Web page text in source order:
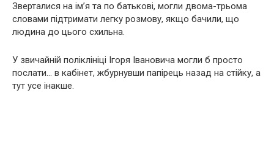
Зверталися на ім’я та по батькові, могли двома-трьома
словами підтримати легку розмову, якщо бачили, що
людина до цього схильна.
У звичайній поліклініці Ігоря Івановича могли б просто
послати… в кабінет, жбурнувши папірець назад на стійку, а
тут усе інакше.